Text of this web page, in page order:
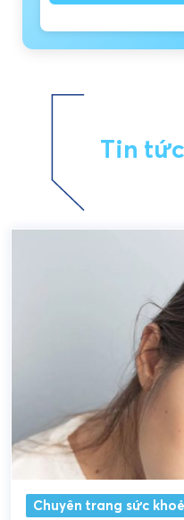
Tin
Chuyên trang sức khoẻ